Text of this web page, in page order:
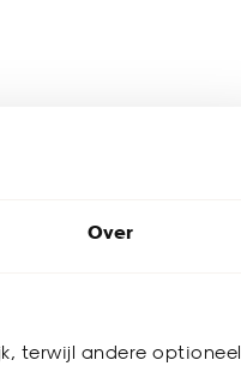
Over
terwijl andere optioneel